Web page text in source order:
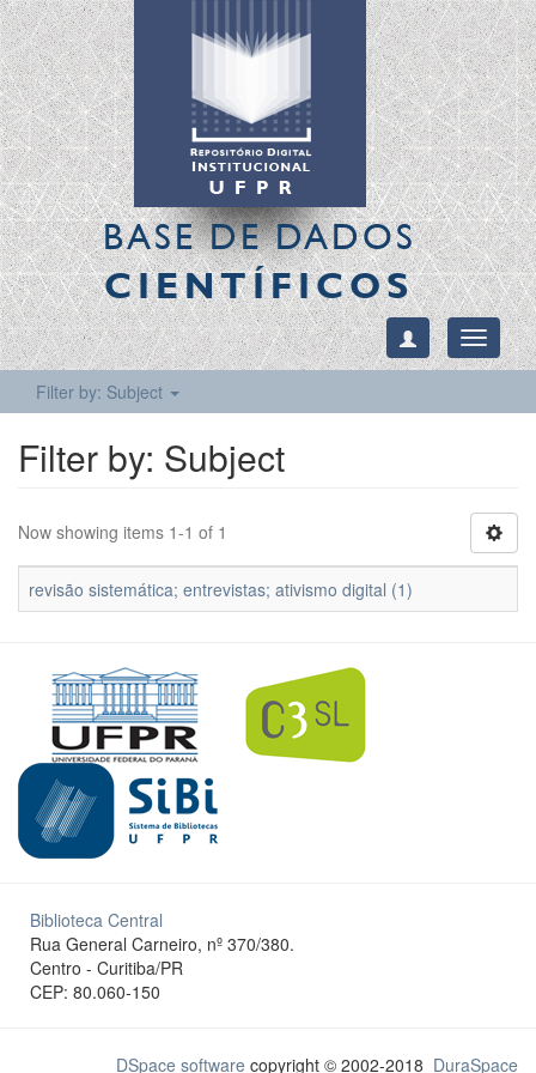
BASE DE DADOS
CIENTÍFICOS
Toggle
Filter by: Subject
Filter by: Subject
Now showing items 1-1 of 1
revisão sistemática; entrevistas; ativismo digital (1)
Biblioteca Central
Rua General Carneiro, nº 370/380.
Centro - Curitiba/PR
CEP: 80.060-150
DSpace software copyright © 2002-2018 DuraSpace